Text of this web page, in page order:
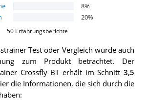
8%
20%
50 Erfahrungsberichte
Test oder Vergleich wurde auch
zum Produkt betrachtet.
Der
Crossfly BTerhält im Schnitt 3,5
die Informationen, die sich durch die